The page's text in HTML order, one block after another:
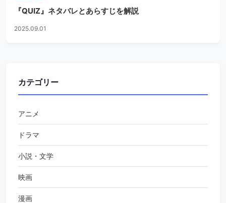
『QUIZ』ネタバレとあらすじを解説
2025.09.01
カテゴリー
アニメ
ドラマ
小説・文学
映画
漫画